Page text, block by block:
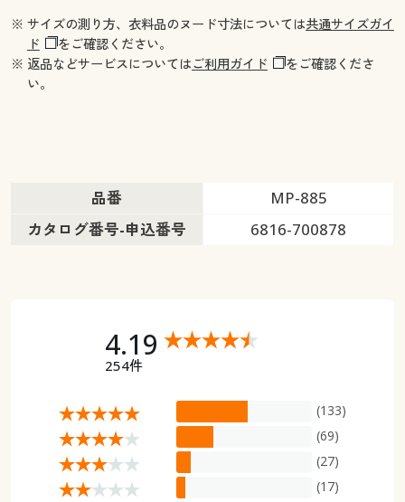
※ サイズの測り方、衣料品のヌード寸法については共通サイズガイ
ド
をご確認ください。
※ 返品などサービスについてはご利用ガイド
をご確認くださ
い。
品番
MP-885
カタログ番号-申込番号
6816-700878
4.19
254件
(133)
(69)
(27)
(17)